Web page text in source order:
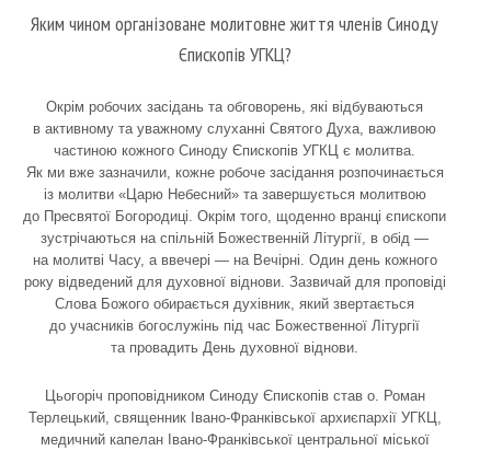
Яким чином організоване молитовне життя членів Синоду
Єпископів УГКЦ?
Окрім робочих засідань та обговорень, які відбуваються
в активному та уважному слуханні Святого Духа, важливою
частиною кожного Синоду Єпископів УГКЦ є молитва.
Як ми вже зазначили, кожне робоче засідання розпочинається
із молитви «Царю Небесний» та завершується молитвою
до Пресвятої Богородиці. Окрім того, щоденно вранці єпископи
зустрічаються на спільній Божественній Літургії, в обід —
на молитві Часу, а ввечері — на Вечірні. Один день кожного
року відведений для духовної віднови. Зазвичай для проповіді
Слова Божого обирається духівник, який звертається
до учасників богослужінь під час Божественної Літургії
та провадить День духовної віднови.
Цьогоріч проповідником Синоду Єпископів став о. Роман
Терлецький, священник Івано-Франківської архиєпархії УГКЦ,
медичний капелан Івано-Франківської центральної міської